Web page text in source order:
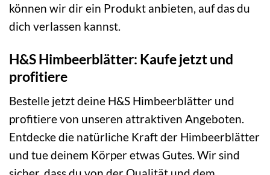
können wir dir ein Produkt anbieten, auf das du
dich verlassen kannst.
H&S Himbeerblätter: Kaufe jetzt und
profitiere
Bestelle jetzt deine H&S Himbeerblätter und
profitiere von unseren attraktiven Angeboten.
Entdecke die natürliche Kraft der Himbeerblätter
und tue deinem Körper etwas Gutes. Wir sind